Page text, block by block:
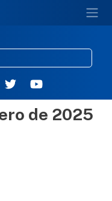
al contenido principal
de 2025